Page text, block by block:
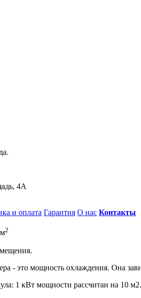
4А
и оплата Гарантия О нас Контакты
м2
- это мощность охлаждения. Она
1 кВт мощности рассчитан на 10